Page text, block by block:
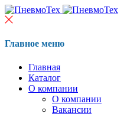
Главное меню
Главная
Каталог
О компании
О компании
Вакансии